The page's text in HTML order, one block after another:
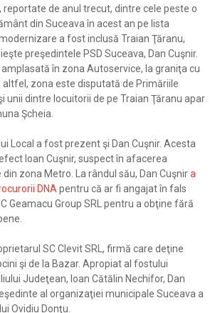
reportate de anul trecut, dintre cele peste o
din Suceava în acest an pe lista
a fost inclusă Traian Ţăranu,
preşedintele PSD Suceava, Dan Cuşnir.
în zona Autoservice, la graniţa cu
altfel, zona este disputată de Primăriile
unii dintre locuitorii de pe Traian Ţăranu apar
Şcheia.
Local a fost prezent şi Dan Cuşnir. Acesta
Ioan Cuşnir, suspect în afacerea
zona Metro. La rândul său, Dan Cuşnira
DNA pentru că ar fi angajat în fals
Geamacu Group SRL pentru a obţine fără
SC Clevit SRL, firmă care deţine
şi de la Bazar. Apropiat al fostului
Judeţean, Ioan Cătălin Nechifor, Dan
al organizaţiei municipale Suceava a
Ovidiu Donţu.